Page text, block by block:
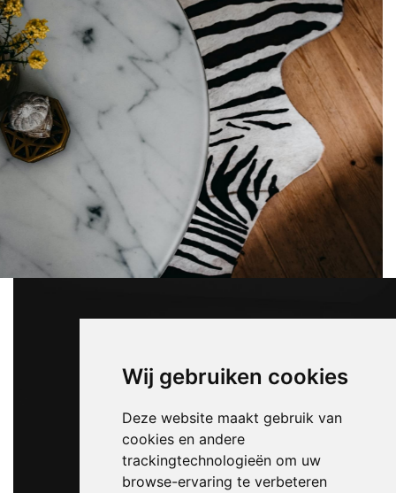
Wij gebruiken cookies
Deze website maakt gebruik van
cookies en andere
trackingtechnologieën om uw
browse-ervaring te verbeteren